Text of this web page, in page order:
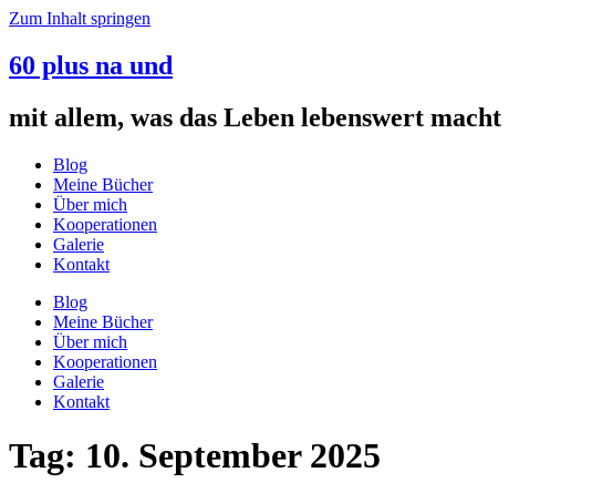
Zum Inhalt springen
60 plus na und
mit allem, was das Leben lebenswert macht
Blog
Meine Bücher
Über mich
Kooperationen
Galerie
Kontakt
Blog
Meine Bücher
Über mich
Kooperationen
Galerie
Kontakt
Tag: 10. September 2025